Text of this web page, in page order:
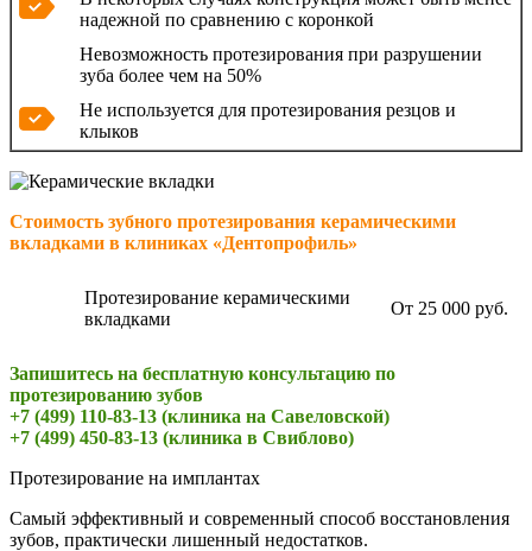
надежной по сравнению с коронкой
Невозможность протезирования при разрушении
зуба более чем на 50%
Не используется для протезирования резцов и
клыков
Стоимость зубного протезирования керамическими
вкладками в клиниках «Дентопрофиль»
Протезирование керамическими
вкладками
От 25 000 руб.
Запишитесь на бесплатную консультацию по
протезированию зубов
+7 (499) 110-83-13 (клиника на Савеловской)
+7 (499) 450-83-13 (клиника в Свиблово)
Протезирование на имплантах
Самый эффективный и современный способ восстановления
зубов, практически лишенный недостатков.